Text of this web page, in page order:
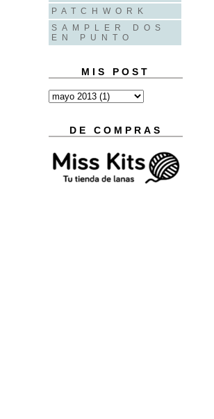
PATCHWORK
SAMPLER DOS
EN PUNTO
MIS POST
DE COMPRAS